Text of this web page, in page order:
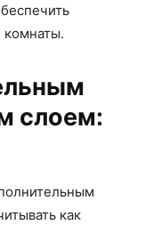
комнаты.
слоем:
как